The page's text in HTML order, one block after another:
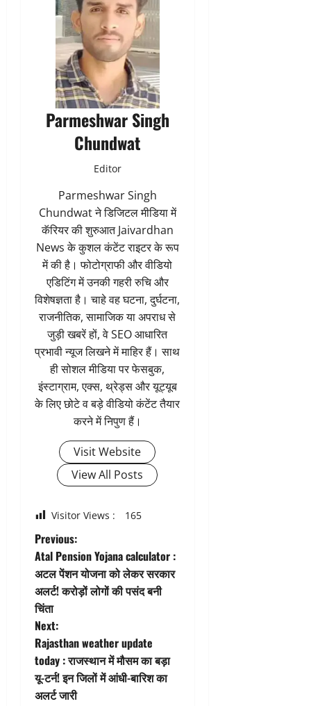
Parmeshwar Singh
Chundwat
Editor
Parmeshwar Singh
Chundwat ने डिजिटल मीडिया में
कॅरियर की शुरुआत Jaivardhan
News के कुशल कंटेंट राइटर के रूप
में की है। फोटोग्राफी और वीडियो
एडिटिंग में उनकी गहरी रुचि और
विशेषज्ञता है। चाहे वह घटना, दुर्घटना,
राजनीतिक, सामाजिक या अपराध से
जुड़ी खबरें हों, वे SEO आधारित
प्रभावी न्यूज लिखने में माहिर हैं। साथ
ही सोशल मीडिया पर फेसबुक,
इंस्टाग्राम, एक्स, थ्रेड्स और यूट्यूब
के लिए छोटे व बड़े वीडियो कंटेंट तैयार
करने में निपुण हैं।
Visit Website
View All Posts
Visitor Views : 165
P
o
s
t
n
a
Previous:
Atal Pension Yojana calculator :
अटल पेंशन योजना को लेकर सरकार
अलर्ट! करोड़ों लोगों की पसंद बनी
चिंता
Next:
Rajasthan weather update
today : राजस्थान में मौसम का बड़ा
यू-टर्न! इन जिलों में आंधी-बारिश का
अलर्ट जारी